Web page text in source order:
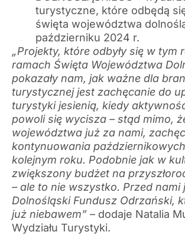
turystyczne, które odbędą
święta województwa
październiku 2024 r.
„Projekty, które odbyły się w tym
ramach Święta Województwa
pokazały nam, jak ważne dla
turystycznej jest zachęcanie do
turystyki jesienią, kiedy
powoli się wycisza – stąd mimo,
województwa już za nami,
kontynuowania
kolejnym roku. Podobnie jak w
zwiększony budżet na
– ale to nie wszystko. Przed nami
Dolnośląski Fundusz Odrzański,
już niebawem” – dodaje Natalia
Wydziału Turystyki.